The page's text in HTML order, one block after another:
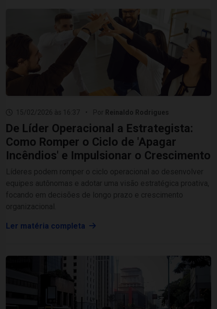
15/02/2026 às 16:37 • Por Reinaldo Rodrigues
De Líder Operacional a Estrategista:
Como Romper o Ciclo de 'Apagar
Incêndios' e Impulsionar o Crescimento
Líderes podem romper o ciclo operacional ao desenvolver
equipes autônomas e adotar uma visão estratégica proativa,
focando em decisões de longo prazo e crescimento
organizacional.
Ler matéria completa